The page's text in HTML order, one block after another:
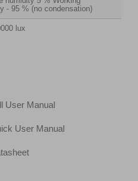
- 95 % (no condensation)
lux
User Manual
User Manual